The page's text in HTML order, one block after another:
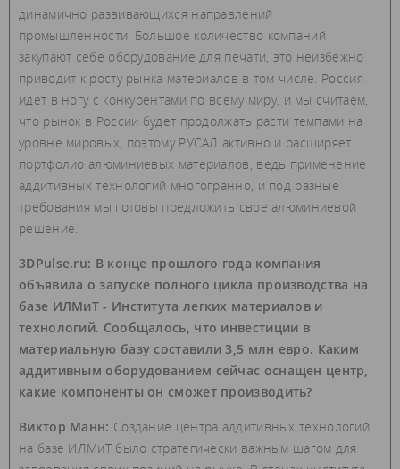
динамично развивающихся направлений
промышленности. Большое количество компаний
закупают себе оборудование для печати, это неизбежно
приводит к росту рынка материалов в том числе. Россия
идет в ногу с конкурентами по всему миру, и мы считаем,
что рынок в России будет продолжать расти темпами на
уровне мировых, поэтому РУСАЛ активно и расширяет
портфолио алюминиевых материалов, ведь применение
аддитивных технологий многогранно, и под разные
требования мы готовы предложить свое алюминиевой
решение.
3DPulse.ru: В конце прошлого года компания
объявила о запуске полного цикла производства на
базе ИЛМиТ - Института легких материалов и
технологий. Сообщалось, что инвестиции в
материальную базу составили 3,5 млн евро. Каким
аддитивным оборудованием сейчас оснащен центр,
какие компоненты он сможет производить?
Виктор Манн: Создание центра аддитивных технологий
на базе ИЛМиТ было стратегически важным шагом для